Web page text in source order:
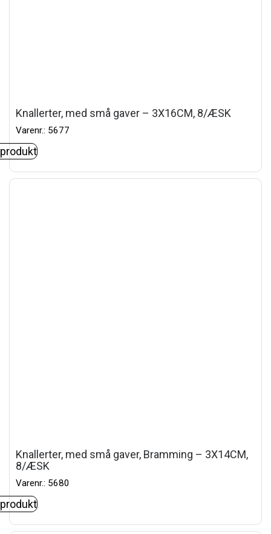
Knallerter, med små gaver – 3X16CM, 8/ÆSK
Varenr.: 5677
Knallerter, med små gaver, Bramming – 3X14CM,
8/ÆSK
Varenr.: 5680